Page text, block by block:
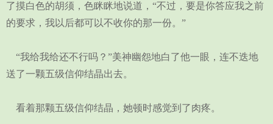
了摸白色的胡须，色眯眯地说道，“不过，要是你答应我之前
的要求，我以后都可以不收你的那一份。”
“我给我给还不行吗？”美神幽怨地白了他一眼，连不迭地
送了一颗五级信仰结晶出去。
看着那颗五级信仰结晶，她顿时感觉到了肉疼。